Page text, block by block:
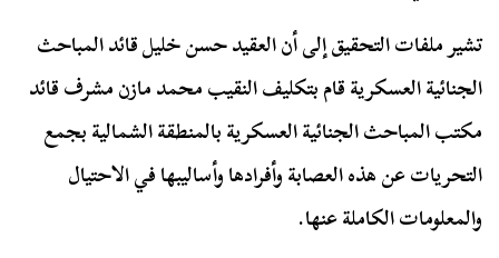
تشير ملفات التحقيق إلى أن العقيد حسن خليل قائد المباحث
الجنائية العسكرية قام بتكليف النقيب محمد مازن مشرف قائد
مكتب المباحث الجنائية العسكرية بالمنطقة الشمالية بجمع
التحريات عن هذه العصابة وأفرادها وأساليبها في الاحتيال
والمعلومات الكاملة عنها.